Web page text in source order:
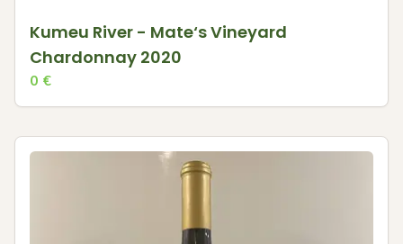
Kumeu River - Mate‘s Vineyard
Chardonnay 2020
0 €